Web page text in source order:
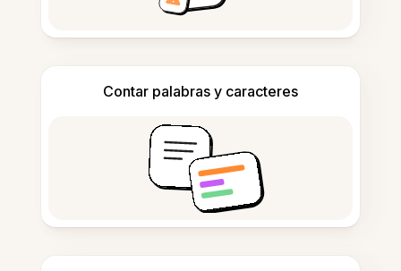
Contar palabras y caracteres